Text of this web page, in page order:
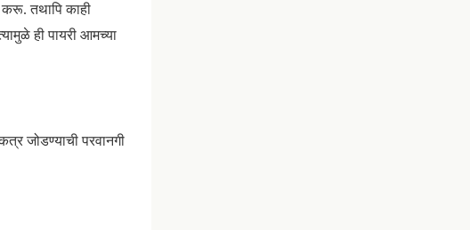
तथापि काही
ही पायरी आमच्या
जोडण्याची परवानगी